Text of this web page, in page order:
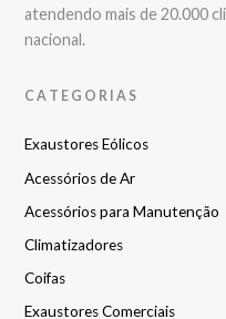
atendendo mais de 20.000
nacional.
CATEGORIAS
Exaustores Eólicos
Acessórios de Ar
Acessórios para Manutenção
Climatizadores
Coifas
Exaustores Comerciais